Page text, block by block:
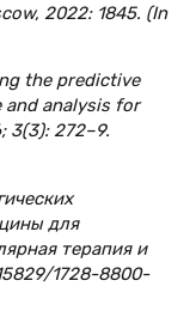
2022: 1845. (In
the predictive
and analysis for
3(3): 272–9.
для
терапия и
1728-8800-